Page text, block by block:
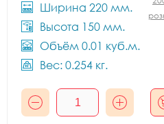
Ширина 220 мм.
Высота 150 мм.
Объём 0.01 куб.м.
Вес: 0.254 кг.